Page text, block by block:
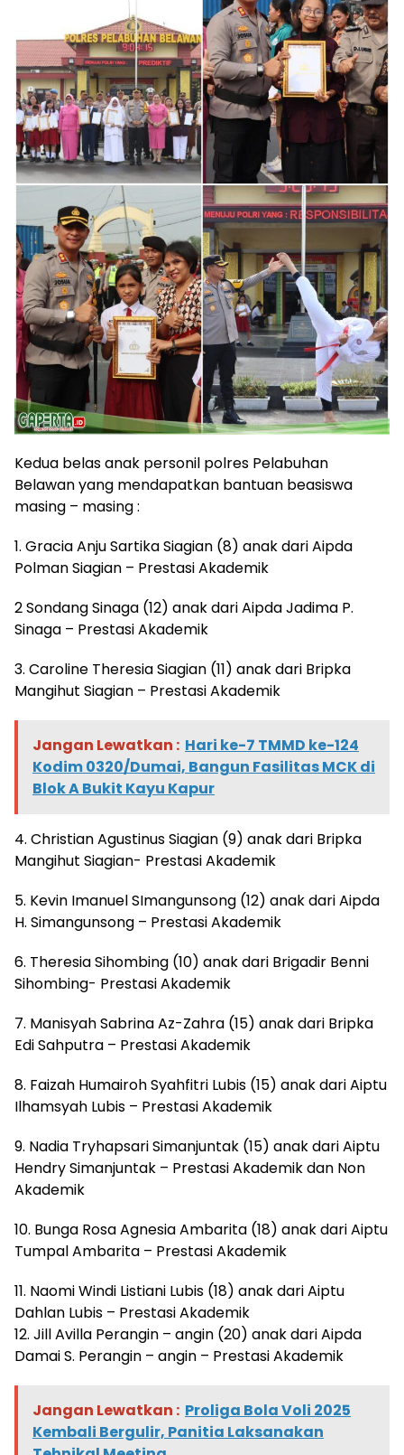
Kedua belas anak personil polres Pelabuhan
Belawan yang mendapatkan bantuan beasiswa
masing – masing :
1. Gracia Anju Sartika Siagian (8) anak dari Aipda
Polman Siagian – Prestasi Akademik
2 Sondang Sinaga (12) anak dari Aipda Jadima P.
Sinaga – Prestasi Akademik
3. Caroline Theresia Siagian (11) anak dari Bripka
Mangihut Siagian – Prestasi Akademik
Jangan Lewatkan : Hari ke-7 TMMD ke-124
Kodim 0320/Dumai, Bangun Fasilitas MCK di
Blok A Bukit Kayu Kapur
4. Christian Agustinus Siagian (9) anak dari Bripka
Mangihut Siagian- Prestasi Akademik
5. Kevin Imanuel SImangunsong (12) anak dari Aipda
H. Simangunsong – Prestasi Akademik
6. Theresia Sihombing (10) anak dari Brigadir Benni
Sihombing- Prestasi Akademik
7. Manisyah Sabrina Az-Zahra (15) anak dari Bripka
Edi Sahputra – Prestasi Akademik
8. Faizah Humairoh Syahfitri Lubis (15) anak dari Aiptu
Ilhamsyah Lubis – Prestasi Akademik
9. Nadia Tryhapsari Simanjuntak (15) anak dari Aiptu
Hendry Simanjuntak – Prestasi Akademik dan Non
Akademik
10. Bunga Rosa Agnesia Ambarita (18) anak dari Aiptu
Tumpal Ambarita – Prestasi Akademik
11. Naomi Windi Listiani Lubis (18) anak dari Aiptu
Dahlan Lubis – Prestasi Akademik
12. Jill Avilla Perangin – angin (20) anak dari Aipda
Damai S. Perangin – angin – Prestasi Akademik
Jangan Lewatkan : Proliga Bola Voli 2025
Kembali Bergulir, Panitia Laksanakan